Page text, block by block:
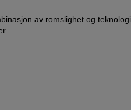
av romslighet og teknologi.